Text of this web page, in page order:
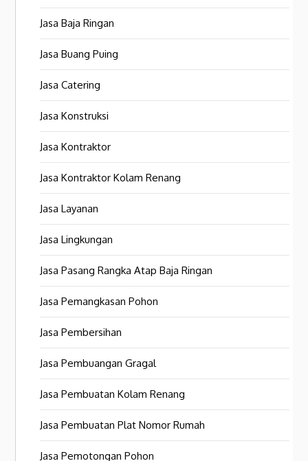
Jasa Baja Ringan
Jasa Buang Puing
Jasa Catering
Jasa Konstruksi
Jasa Kontraktor
Jasa Kontraktor Kolam Renang
Jasa Layanan
Jasa Lingkungan
Jasa Pasang Rangka Atap Baja Ringan
Jasa Pemangkasan Pohon
Jasa Pembersihan
Jasa Pembuangan Gragal
Jasa Pembuatan Kolam Renang
Jasa Pembuatan Plat Nomor Rumah
Jasa Pemotongan Pohon